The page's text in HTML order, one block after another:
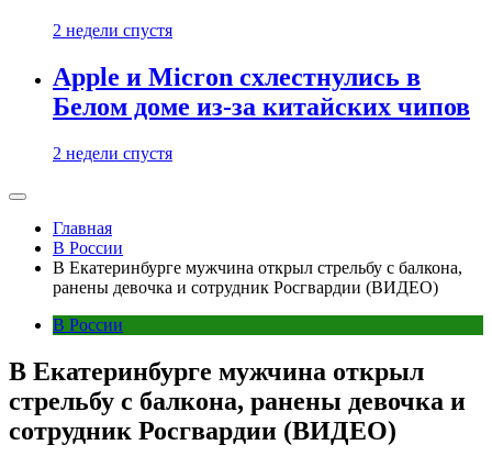
2 недели спустя
Apple и Micron схлестнулись в
Белом доме из-за китайских чипов
2 недели спустя
Главная
В России
В Екатеринбурге мужчина открыл стрельбу с балкона,
ранены девочка и сотрудник Росгвардии (ВИДЕО)
В России
В Екатеринбурге мужчина открыл
стрельбу с балкона, ранены девочка и
сотрудник Росгвардии (ВИДЕО)